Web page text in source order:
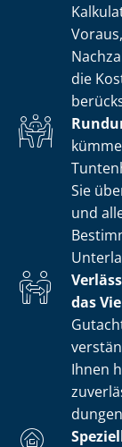
die
Sie
und
das
Ihnen